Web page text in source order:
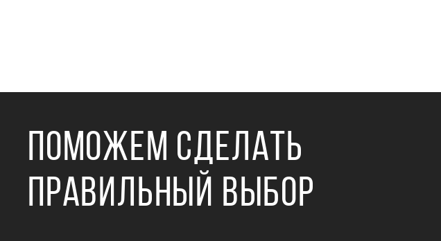
ПОМОЖЕМ СДЕЛАТЬ
ПРАВИЛЬНЫЙ ВЫБОР